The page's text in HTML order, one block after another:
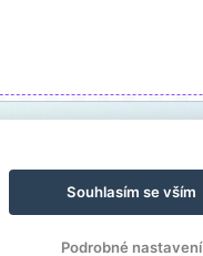
Souhlasím se vším
Podrobné nastavení